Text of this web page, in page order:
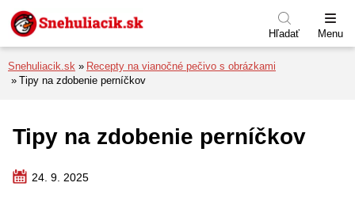
Preskočiť na menu
Preskočiť na obsah
Preskočiť na pätu
Hľadať Menu
Snehuliacik.sk
Recepty na vianočné pečivo s obrázkami
Tipy na zdobenie perníčkov
Tipy na zdobenie perníčkov
24. 9. 2025